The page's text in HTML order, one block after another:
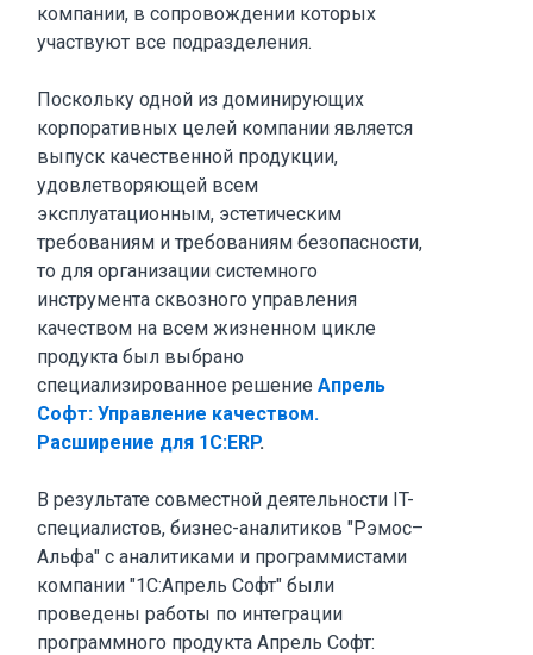
компании, в сопровождении которых
участвуют все подразделения.
Поскольку одной из доминирующих
корпоративных целей компании является
выпуск качественной продукции,
удовлетворяющей всем
эксплуатационным, эстетическим
требованиям и требованиям безопасности,
то для организации системного
инструмента сквозного управления
качеством на всем жизненном цикле
продукта был выбрано
специализированное решение Апрель
Софт: Управление качеством.
Расширение для 1С:ERP.
В результате совместной деятельности IT-
специалистов, бизнес-аналитиков "Рэмос–
Альфа" с аналитиками и программистами
компании "1С:Апрель Софт" были
проведены работы по интеграции
программного продукта Апрель Софт: